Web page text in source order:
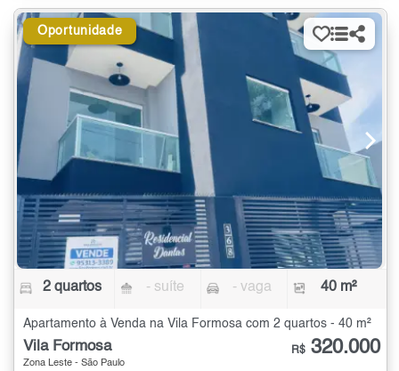
Oportunidade
2 quartos - suíte - vaga 40 m²
Apartamento à Venda na Vila Formosa com 2 quartos - 40 m²
Vila Formosa
Zona Leste - São Paulo
R$ 320.000